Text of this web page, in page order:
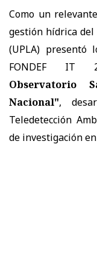
Como un
gestión hídrica del
(UPLA) presentó
FONDEF IT
Observatorio
Nacional",
Teledetección
de investigación